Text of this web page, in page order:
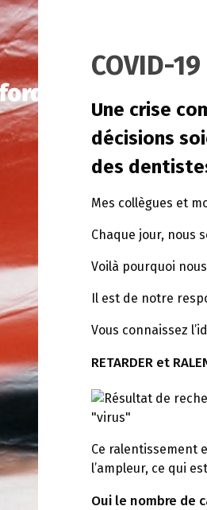
COVID-19
Une crise
décisions
des
Mes collègues et
Chaque jour, nous
Voilà pourquoi
Il est de notre
Vous connaissez
RETARDER et
Ce ralentissement
l’ampleur, ce qui
Oui le nombre de